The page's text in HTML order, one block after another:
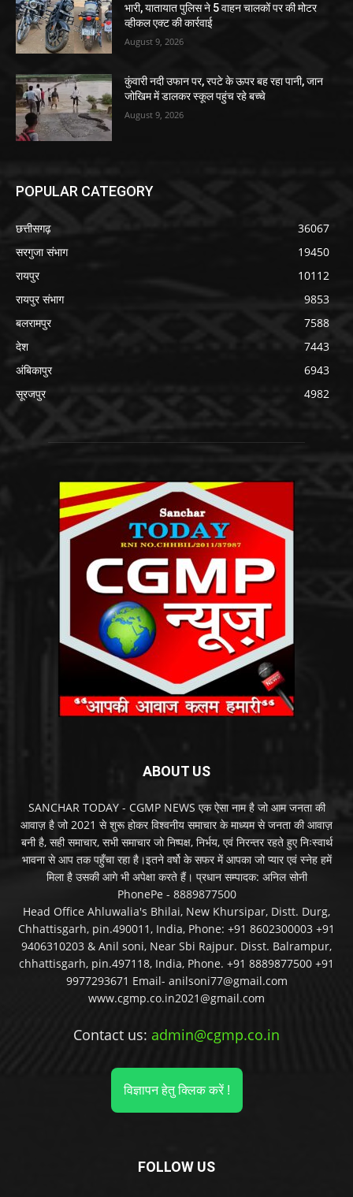
भारी, यातायात पुलिस ने 5 वाहन चालकों पर की मोटर
व्हीकल एक्ट की कार्रवाई
August 9, 2026
कुंवारी नदी उफान पर, रपटे के ऊपर बह रहा पानी, जान
जोखिम में डालकर स्कूल पहुंच रहे बच्चे
August 9, 2026
POPULAR CATEGORY
छत्तीसगढ़
36067
सरगुजा संभाग
19450
रायपुर
10112
रायपुर संभाग
9853
बलरामपुर
7588
देश
7443
अंबिकापुर
6943
सूरजपुर
4982
ABOUT US
SANCHAR TODAY - CGMP NEWS एक ऐसा नाम है जो आम जनता की
आवाज़ है जो 2021 से शुरू होकर विश्वनीय समाचार के माध्यम से जनता की आवाज़
बनी है, सही समाचार, सभी समाचार जो निष्पक्ष, निर्भय, एवं निरन्तर रहते हुए निःस्वार्थ
भावना से आप तक पहुँचा रहा है।इतने वर्षो के सफर में आपका जो प्यार एवं स्नेह हमें
मिला है उसकी आगे भी अपेक्षा करते हैं। प्रधान सम्पादक: अनिल सोनी
PhonePe - 8889877500
Head Office Ahluwalia's Bhilai, New Khursipar, Distt. Durg,
Chhattisgarh, pin.490011, India, Phone: +91 8602300003 +91
9406310203 & Anil soni, Near Sbi Rajpur. Disst. Balrampur,
chhattisgarh, pin.497118, India, Phone. +91 8889877500 +91
9977293671 Email- anilsoni77@gmail.com
www.cgmp.co.in2021@gmail.com
Contact us: admin@cgmp.co.in
विज्ञापन हेतु क्लिक करें !
FOLLOW US